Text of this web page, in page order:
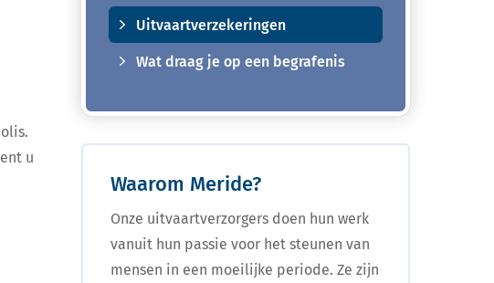
u
Uitvaartverzekeringen
Wat draag je op een begrafenis
Waarom Meride?
Onze uitvaartverzorgers doen hun werk
vanuit hun passie voor het steunen van
mensen in een moeilijke periode. Ze zijn